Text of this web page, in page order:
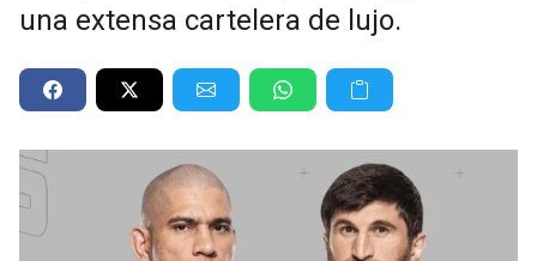
una extensa cartelera de lujo.